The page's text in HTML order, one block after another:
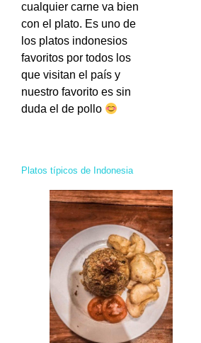
cualquier carne va bien
con el plato. Es uno de
los platos indonesios
favoritos por todos los
que visitan el país y
nuestro favorito es sin
duda el de pollo
Platos típicos de Indonesia